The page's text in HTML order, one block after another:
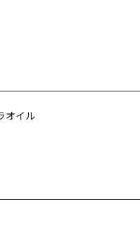
オイル